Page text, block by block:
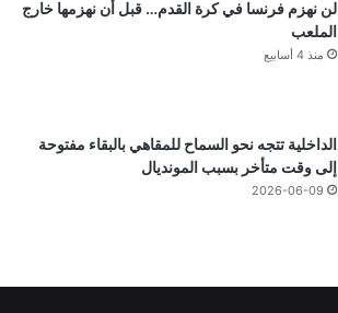
لن نهزم فرنسا في كرة القدم… قبل أن نهزمها خارج
الملعب
منذ 4 أسابيع
الداخلية تتجه نحو السماح للمقاهي بالبقاء مفتوحة
إلى وقت متأخر بسبب المونديال
2026-06-09